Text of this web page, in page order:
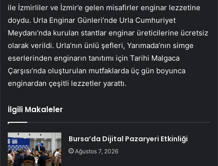
ile İzmirliler ve İzmir’e gelen misafirler enginar lezzetine
doydu. Urla Enginar Günleri’nde Urla Cumhuriyet
Meydanı’nda kurulan stantlar enginar üreticilerine ücretsiz
olarak verildi. Urla’nın ünlü şefleri, Yarımada’nın simge
eserlerinden enginarın tanıtımı için Tarihi Malgaca
Çarşısı’nda oluşturulan mutfaklarda üç gün boyunca
enginardan çeşitli lezzetler yarattı.
İlgili Makaleler
Bursa’da Dijital Pazaryeri Etkinliği
Ağustos 7, 2026